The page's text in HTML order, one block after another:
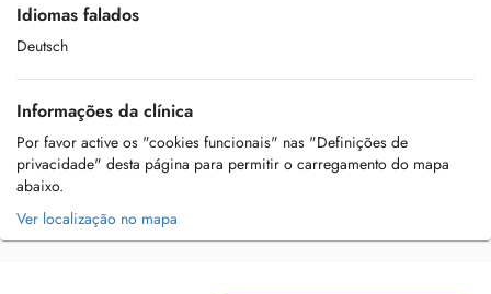
Idiomas falados
Deutsch
Informações da clínica
Por favor active os "cookies funcionais" nas "Definições de
privacidade" desta página para permitir o carregamento do mapa
abaixo.
Ver localização no mapa